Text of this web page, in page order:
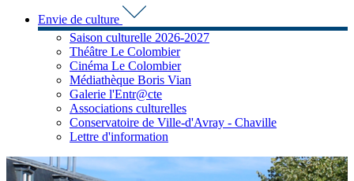
Envie de culture
Saison culturelle 2026-2027
Théâtre Le Colombier
Cinéma Le Colombier
Médiathèque Boris Vian
Galerie l'Entr@cte
Associations culturelles
Conservatoire de Ville-d'Avray - Chaville
Lettre d'information